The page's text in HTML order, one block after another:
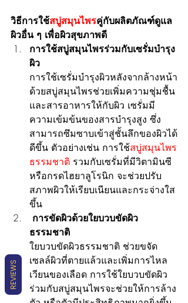
วิธีการใช้สบู่สมุนไพรคู่กับผลิตภัณฑ์ดูแล
ผิวอื่น ๆ เพื่อผิวสุขภาพดี
การใช้สบู่สมุนไพรร่วมกับเซรั่มบำรุง
ผิว
การใช้เซรั่มบำรุงผิวหลังจากล้างหน้า
ด้วยสบู่สมุนไพรช่วยเพิ่มความชุ่มชื้น
และสารอาหารให้กับผิว เซรั่มมี
ความเข้มข้นของสารบำรุงสูง ซึ่ง
สามารถซึมซาบเข้าสู่ชั้นลึกของผิวได้
ดีขึ้น ตัวอย่างเช่น การใช้สบู่สมุนไพร
ธรรมชาติ รวมกับเซรั่มที่มีวิตามินซี
หรือกรดไฮยาลูโรนิก จะช่วยปรับ
สภาพผิวให้เรียบเนียนและกระจ่างใส
ขึ้น
ธรรมชาติ
ใยบวบขัดผิวธรรมชาติ ช่วยขจัด
เซลล์ผิวที่ตายแล้วและเพิ่มการไหล
เวียนของเลือด การใช้ใยบวบขัดผิว
ร่วมกับสบู่สมุนไพรจะช่วยให้การล้าง
REVIEWS